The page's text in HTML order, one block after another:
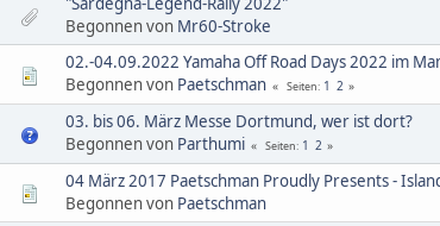
Begonnen von Mr60-Stroke
02.-04.09.2022 Yamaha Off Road Days 2022 im
Begonnen von Paetschman Seiten 1 2
03. bis 06. März Messe Dortmund, wer ist dort?
Begonnen von Parthumi Seiten 1 2
04 März 2017 Paetschman Proudly Presents -
Begonnen von Paetschman